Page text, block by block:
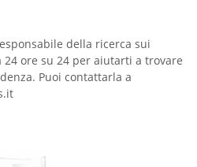
della ricerca sui
ore su 24 per aiutarti a trovare
Puoi contattarla a